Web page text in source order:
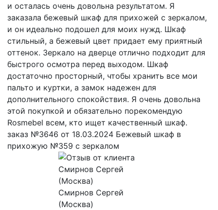
и осталась очень довольна результатом. Я
заказала бежевый шкаф для прихожей с зеркалом,
и он идеально подошел для моих нужд. Шкаф
стильный, а бежевый цвет придает ему приятный
оттенок. Зеркало на дверце отлично подходит для
быстрого осмотра перед выходом. Шкаф
достаточно просторный, чтобы хранить все мои
пальто и куртки, а замок надежен для
дополнительного спокойствия. Я очень довольна
этой покупкой и обязательно порекомендую
Rosmebel всем, кто ищет качественный шкаф.
заказ №3646 от 18.03.2024 Бежевый шкаф в
прихожую №359 с зеркалом
Смирнов Сергей
(Москва)